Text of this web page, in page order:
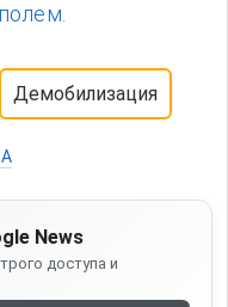
Демобилизация
News
доступа и